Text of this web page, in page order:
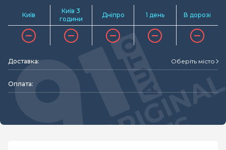
Київ
Київ 3
години
Дніпро 1 день В дорозі
Доставка: Оберіть місто
Оплата: